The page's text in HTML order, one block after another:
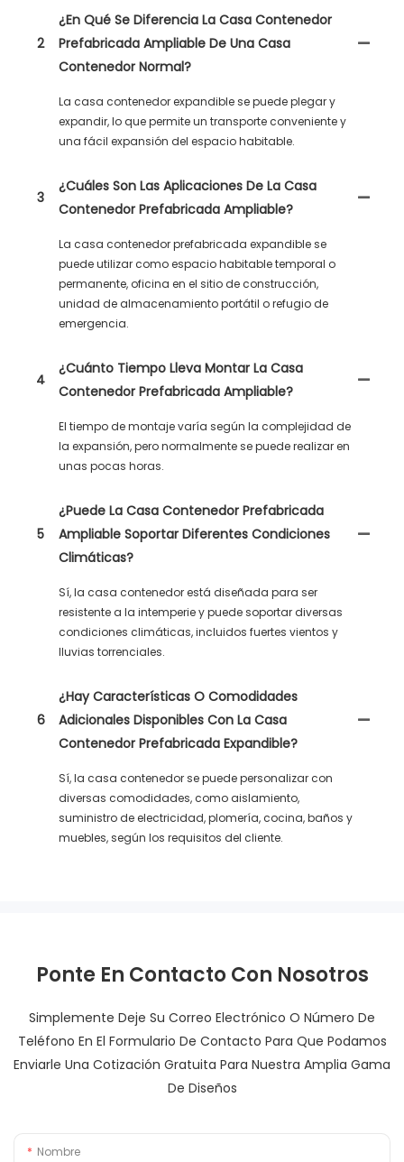
2
¿En Qué Se Diferencia La Casa Contenedor
Prefabricada Ampliable De Una Casa
Contenedor Normal?
La casa contenedor expandible se puede plegar y
expandir, lo que permite un transporte conveniente y
una fácil expansión del espacio habitable.
3
¿Cuáles Son Las Aplicaciones De La Casa
Contenedor Prefabricada Ampliable?
La casa contenedor prefabricada expandible se
puede utilizar como espacio habitable temporal o
permanente, oficina en el sitio de construcción,
unidad de almacenamiento portátil o refugio de
emergencia.
4
¿Cuánto Tiempo Lleva Montar La Casa
Contenedor Prefabricada Ampliable?
El tiempo de montaje varía según la complejidad de
la expansión, pero normalmente se puede realizar en
unas pocas horas.
5
¿Puede La Casa Contenedor Prefabricada
Ampliable Soportar Diferentes Condiciones
Climáticas?
Sí, la casa contenedor está diseñada para ser
resistente a la intemperie y puede soportar diversas
condiciones climáticas, incluidos fuertes vientos y
lluvias torrenciales.
6
¿Hay Características O Comodidades
Adicionales Disponibles Con La Casa
Contenedor Prefabricada Expandible?
Sí, la casa contenedor se puede personalizar con
diversas comodidades, como aislamiento,
suministro de electricidad, plomería, cocina, baños y
muebles, según los requisitos del cliente.
Ponte En Contacto Con Nosotros
Simplemente Deje Su Correo Electrónico O Número De
Teléfono En El Formulario De Contacto Para Que Podamos
Enviarle Una Cotización Gratuita Para Nuestra Amplia Gama
De Diseños
Nombre